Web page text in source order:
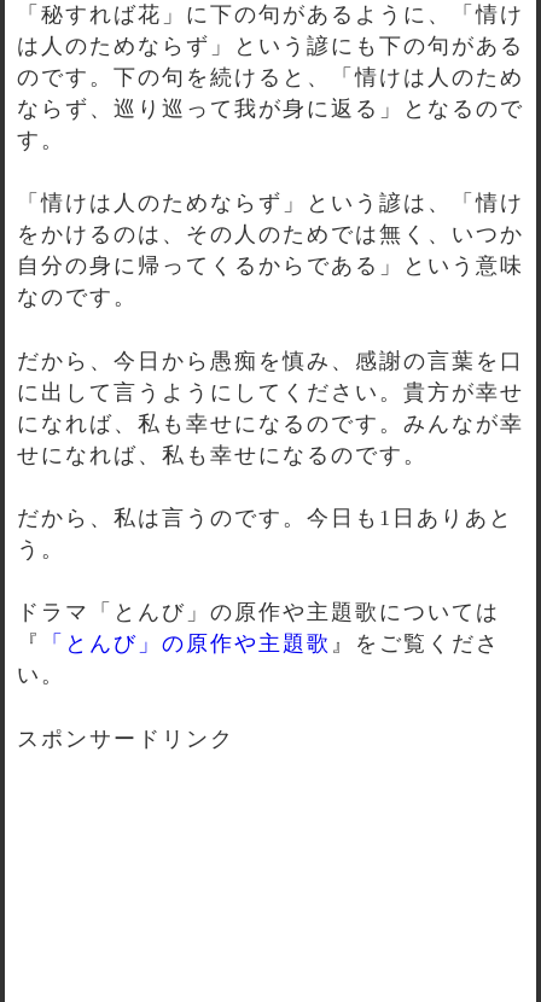
「秘すれば花」に下の句があるように、「情け
は人のためならず」という諺にも下の句がある
のです。下の句を続けると、「情けは人のため
ならず、巡り巡って我が身に返る」となるので
す。
「情けは人のためならず」という諺は、「情け
をかけるのは、その人のためでは無く、いつか
自分の身に帰ってくるからである」という意味
なのです。
だから、今日から愚痴を慎み、感謝の言葉を口
に出して言うようにしてください。貴方が幸せ
になれば、私も幸せになるのです。みんなが幸
せになれば、私も幸せになるのです。
だから、私は言うのです。今日も1日ありあと
う。
ドラマ「とんび」の原作や主題歌については
『
「とんび」の原作や主題歌 』をご覧くださ
い。
スポンサードリンク